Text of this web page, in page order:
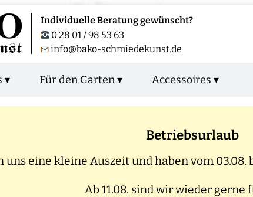
Individuelle Beratung gewünscht?
0 28 01 / 98 53 63
info@bako-schmiedekunst.de
▾ Für den Garten ▾ Accessoires ▾
Betriebsurlaub
uns eine kleine Auszeit und haben vom 03.08.
Ab 11.08. sind wir wieder gerne